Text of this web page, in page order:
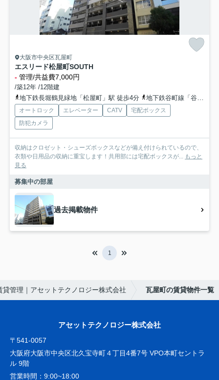
大阪市中央区瓦屋町
エスリード松屋町SOUTH
- 管理/共益費7,000円
/築12年 /12階建
地下鉄長堀鶴見緑地「松屋町」駅 徒歩4分
地下鉄谷町線「谷町六丁目」駅 徒歩9分
オートロック エレベーター CATV
宅配ボックス
防犯カメラ
収納はクロゼット・シューズボックスなどが備え付けられているので、
衣類や日用品の収納に重宝します！共用部には宅配ボックスが... もっと
見る
募集中の部屋
過去掲載物件
1
貸管理｜アセットテクノロジー株式会社 瓦屋町の賃貸物件一覧
アセットテクノロジー株式会社
〒541-0057
大阪府大阪市中央区北久宝寺町４丁目4番7号 VPO本町セントラ
ル 9階
営業時間： 9:00~18:00